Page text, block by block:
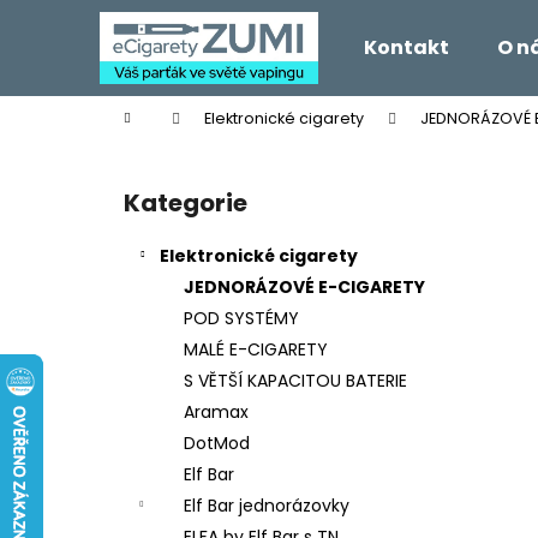
Kontakt O
Domů Elektronické cigarety JEDNORÁZOVÉ
Přeskočit
kategorie
Kategorie
Elektronické cigarety
JEDNORÁZOVÉ E-CIGARETY
POD SYSTÉMY
MALÉ E-CIGARETY
S VĚTŠÍ KAPACITOU BATERIE
Aramax
DotMod
Elf Bar
Elf Bar jednorázovky
í
Zpět
do
Zpět
do